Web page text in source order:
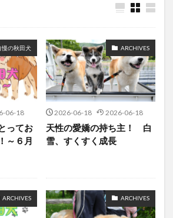
慢の秋田犬
06-18
ってお
～６月
ARCHIVES
2026-06-18 2026-06-18
天性の愛嬌の持ち主！ 白
雪、すくすく成長
ARCHIVES ARCHIVES